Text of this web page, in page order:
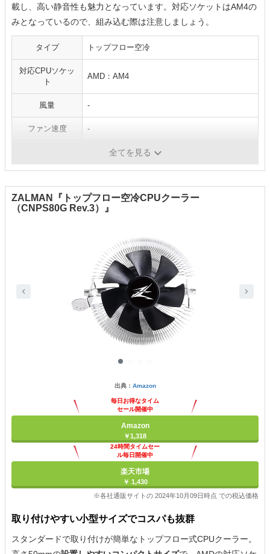
載し、高い静音性も魅力となっています。対応ソケットはAM4の
みとなっているので、組み込む際は注意しましょう。
タイプ トップフロー空冷
対応CPUソケッ
ト
AMD：AM4
風量 -
ファン速度 -
全てを見る
ZALMAN『トップフロー空冷CPUクーラー
（CNPS80G Rev.3）』
出典： Amazon
毎日お得なタイム
セール開催中
Amazon
￥1,318
24時間タイムセー
ル毎日開催中
楽天市場
￥ 1,430
※各社通販サイトの 2024年10月09日時点 での税込価格
取り付けやすい小型サイズでコスパも抜群
スタンダードで取り付けが簡単なトップフロー式CPUクーラー。